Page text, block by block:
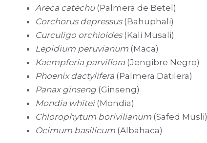
Areca catechu(Palmera de Betel)
Corchorus depressus(Bahuphali)
Curculigo orchioides(Kali Musali)
Lepidium peruvianum (Maca)
Kaempferia parviflora (Jengibre Negro)
Phoenix dactylifera (Palmera Datilera)
Panax ginseng (Ginseng)
Mondia whitei(Mondia)
Chlorophytum borivilianum (Safed Musli)
Ocimum basilicum (Albahaca)